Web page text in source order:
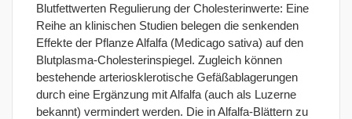
Blutfettwerten Regulierung der Cholesterinwerte: Eine
Reihe an klinischen Studien belegen die senkenden
Effekte der Pflanze Alfalfa (Medicago sativa) auf den
Blutplasma-Cholesterinspiegel. Zugleich können
bestehende arteriosklerotische Gefäßablagerungen
durch eine Ergänzung mit Alfalfa (auch als Luzerne
bekannt) vermindert werden. Die in Alfalfa-Blättern zu